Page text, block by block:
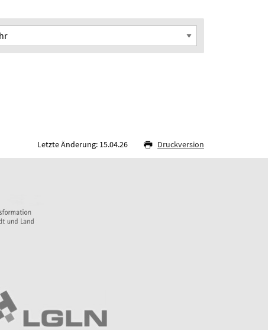
Letzte Änderung: 15.04.26 Druckversion